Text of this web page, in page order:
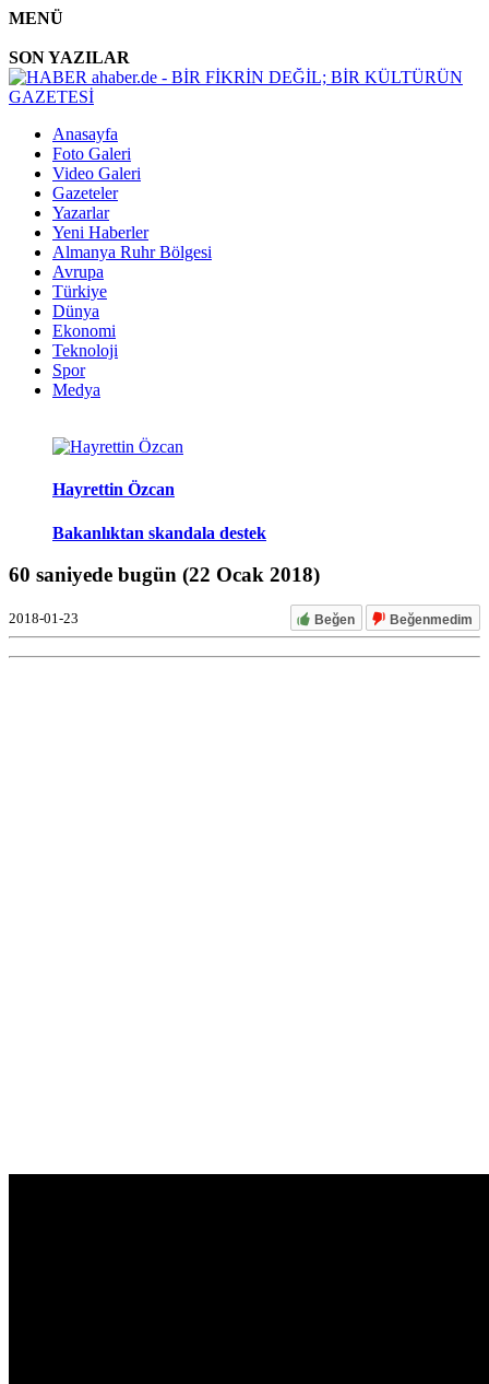
MENÜ
SON YAZILAR
Anasayfa
Foto Galeri
Video Galeri
Gazeteler
Yazarlar
Yeni Haberler
Almanya Ruhr Bölgesi
Avrupa
Türkiye
Dünya
Ekonomi
Teknoloji
Spor
Medya
Hayrettin Özcan
Bakanlıktan skandala destek
60 saniyede bugün (22 Ocak 2018)
2018-01-23 Beğen Beğenmedim